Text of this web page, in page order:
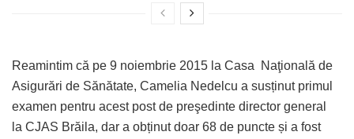
Reamintim că pe 9 noiembrie 2015 la Casa Naţională de
Asigurări de Sănătate, Camelia Nedelcu a susținut primul
examen pentru acest post de preşedinte director general
la CJAS Brăila, dar a obținut doar 68 de puncte și a fost